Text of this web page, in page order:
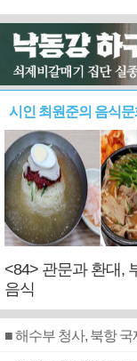
시인 최원준의 음식
<84> 관문과 환대,
음식
■ 해수부 청사, 북항